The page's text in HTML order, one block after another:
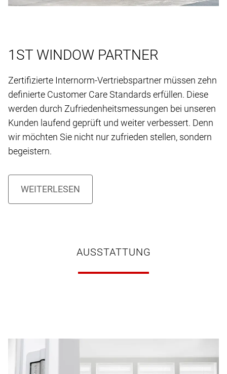
1ST WINDOW PARTNER
Zertifizierte Internorm-Vertriebspartner müssen zehn
definierte Customer Care Standards erfüllen. Diese
werden durch Zufriedenheitsmessungen bei unseren
Kunden laufend geprüft und weiter verbessert. Denn
wir möchten Sie nicht nur zufrieden stellen, sondern
begeistern.
AUSSTATTUNG